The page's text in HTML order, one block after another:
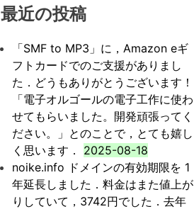
最近の投稿
「SMF to MP3」に，Amazon eギ
フトカードでのご支援がありまし
た．どうもありがとうございます！
「電子オルゴールの電子工作に使わ
せてもらいました。開発頑張ってく
ださい。」とのことで，とても嬉し
く思います．
2025-08-18
noike.info ドメインの有効期限を 1
年延長しました．料金はまた値上が
りしていて，3742円でした．去年